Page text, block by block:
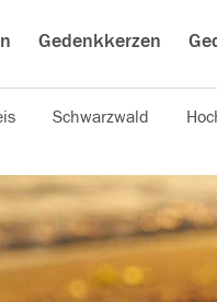
Gedenkkerzen
Schwarzwald